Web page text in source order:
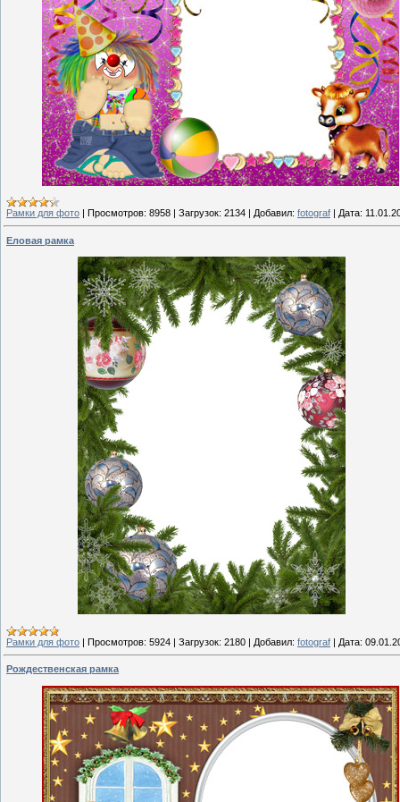
Рамки для фото Просмотров: 8958 Загрузок: 2134 Добавил: fotograf Дата:
Еловая рамка
Рамки для фото | Просмотров: 5924 | Загрузок: 2180 | Добавил: fotograf | Дата:
Рождественская рамка